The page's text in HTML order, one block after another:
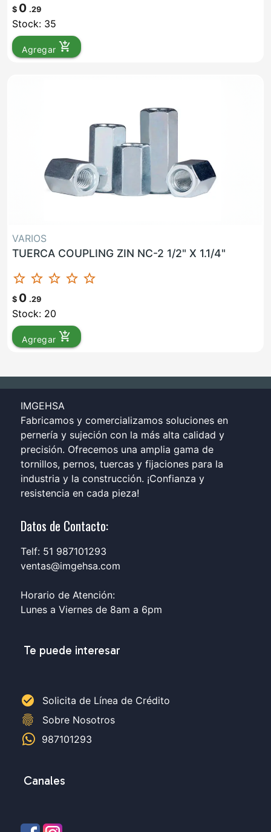
$ 0 .29
Stock: 35
Agregar add_shopping_cart
VARIOS
TUERCA COUPLING ZIN NC-2 1/2" X 1.1/4"
star_border star_border star_border star_border star_border
$ 0 .29
Stock: 20
Agregar add_shopping_cart
IMGEHSA
Fabricamos y comercializamos soluciones en
pernería y sujeción con la más alta calidad y
precisión. Ofrecemos una amplia gama de
tornillos, pernos, tuercas y fijaciones para la
industria y la construcción. ¡Confianza y
resistencia en cada pieza!
Datos de Contacto:
Telf: 51 987101293
ventas@imgehsa.com
Horario de Atención:
Lunes a Viernes de 8am a 6pm
Te puede interesar
check_circle Solicita de Línea de Crédito
fingerprint
Sobre Nosotros
987101293
Canales